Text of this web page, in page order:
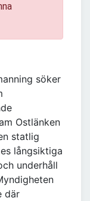
söker
Ostlänken
statlig
långsiktiga
underhåll
där